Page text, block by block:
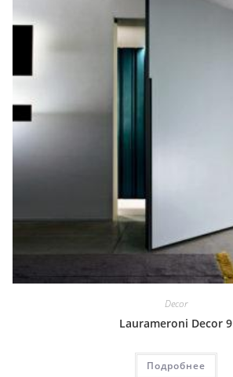
Decor
Laurameroni Decor 9
Подробнее